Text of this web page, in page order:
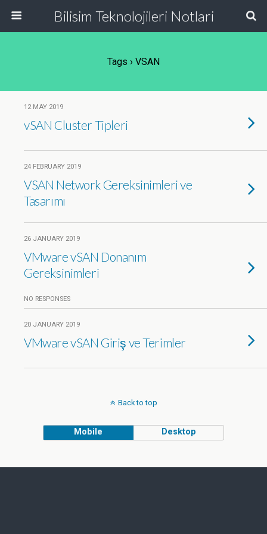
Bilisim Teknolojileri Notlari
Tags › VSAN
12 MAY 2019
vSAN Cluster Tipleri
24 FEBRUARY 2019
VSAN Network Gereksinimleri ve
Tasarımı
26 JANUARY 2019
VMware vSAN Donanım
Gereksinimleri
NO RESPONSES
20 JANUARY 2019
VMware vSAN Giriş ve Terimler
Back to top
Mobile Desktop